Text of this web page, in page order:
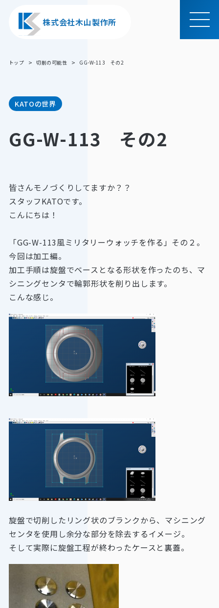
株式会社木山製作所
MEN
U
トップ 切削の可能性 GG-W-113 その2
KATOの世界
GG-W-113 その2
皆さんモノづくりしてますか？？
スタッフKATOです。
こんにちは！
「GG-W-113風ミリタリーウォッチを作る」その２。
今回は加工編。
加工手順は旋盤でベースとなる形状を作ったのち、マ
シニングセンタで輪郭形状を削り出します。
こんな感じ。
旋盤で切削したリング状のブランクから、マシニング
センタを使用し余分な部分を除去するイメージ。
そして実際に旋盤工程が終わったケースと裏蓋。